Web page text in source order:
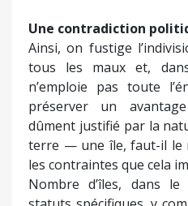
Une contradiction
Ainsi, on fustige
tous les maux et,
n’emploie pas toute
préserver un
dûment justifié par la
terre — une île, faut-il le
les contraintes que cela
Nombre d’îles, dans